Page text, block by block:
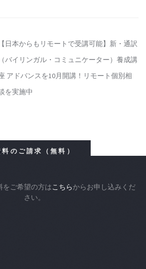
【日本からもリモートで受講可能】新・通訳
（バイリンガル・コミュニケーター）養成講
アドバンスを10月開講！リモート個別相
を実施中
料のご請求（無料）
をご希望の方はこちらからお申し込みくだ
さい。